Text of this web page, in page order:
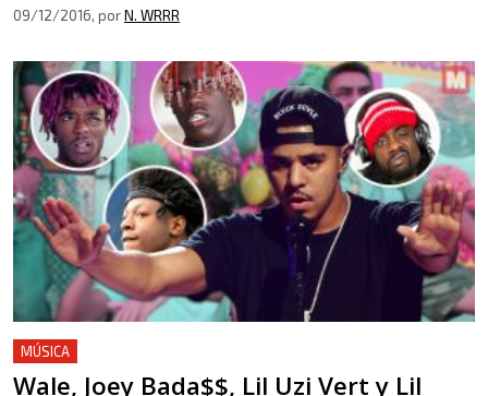
09/12/2016, porN. WRRR
MÚSICA
Wale, Joey Bada$$, Lil Uzi Vert y Lil